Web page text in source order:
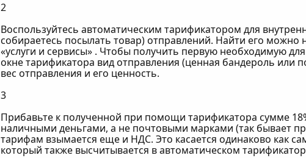
2
Воспользуйтесь автоматическим тарификатором для
собираетесь посылать товар) отправлений. Найти его
«услуги и сервисы» . Чтобы получить первую необходимую
окне тарификатора вид отправления (ценная бандероль или
вес отправления и его ценность.
3
Прибавьте к полученной при помощи тарификатора сумме
наличными деньгами, а не почтовыми марками (так бывает
тарифам взымается еще и НДС. Это касается одинаково как
который также высчитывается в автоматическом